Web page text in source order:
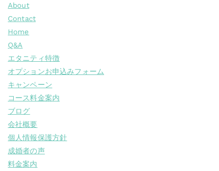
About
Contact
Home
Q&A
エタニティ特徴
オプションお申込みフォーム
キャンペーン
コース料金案内
ブログ
会社概要
個人情報保護方針
成婚者の声
料金案内